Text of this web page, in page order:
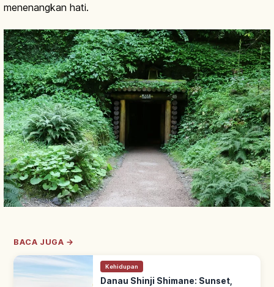
menenangkan hati.
BACA JUGA →
Kehidupan
Danau Shinji Shimane: Sunset,